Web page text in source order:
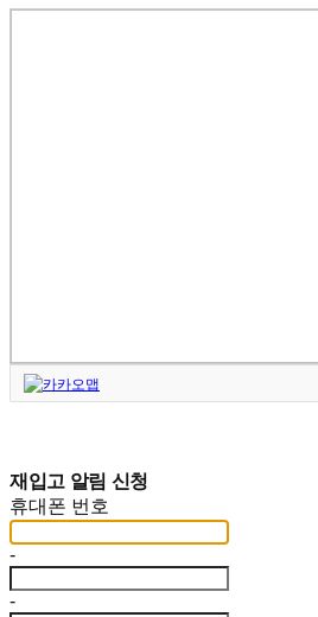
재입고 알림 신청
휴대폰 번호
-
-